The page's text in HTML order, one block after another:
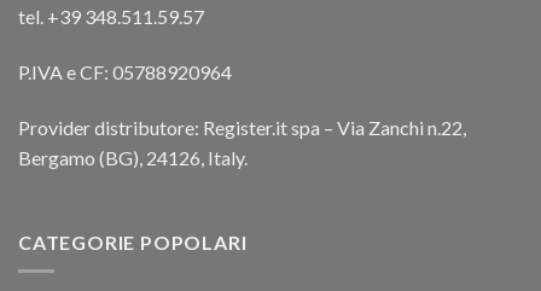
tel. +39 348.511.59.57
P.IVA e CF: 05788920964
Provider distributore: Register.it spa – Via Zanchi n.22,
Bergamo (BG), 24126, Italy.
CATEGORIE POPOLARI